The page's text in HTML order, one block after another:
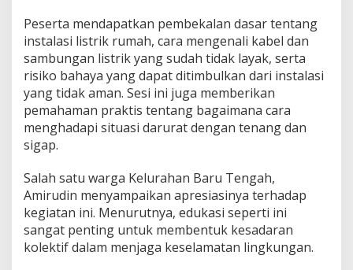
Peserta mendapatkan pembekalan dasar tentang
instalasi listrik rumah, cara mengenali kabel dan
sambungan listrik yang sudah tidak layak, serta
risiko bahaya yang dapat ditimbulkan dari instalasi
yang tidak aman. Sesi ini juga memberikan
pemahaman praktis tentang bagaimana cara
menghadapi situasi darurat dengan tenang dan
sigap.
Salah satu warga Kelurahan Baru Tengah,
Amirudin menyampaikan apresiasinya terhadap
kegiatan ini. Menurutnya, edukasi seperti ini
sangat penting untuk membentuk kesadaran
kolektif dalam menjaga keselamatan lingkungan.